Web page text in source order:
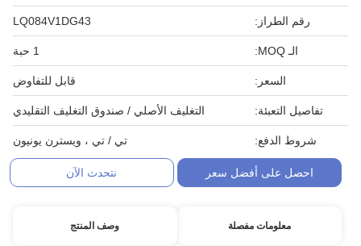
رقم الطراز: LQ084V1DG43
الـ MOQ: 1 حبة
السعر: قابل للتفاوض
تفاصيل التعبئة: التغليف الأصلي / صندوق التغليف التقليدي
شروط الدفع: تي / تي ، ويسترن يونيون
احصل على أفضل سعر نتحدث الآن
معلومات مفصلة وصف المنتج